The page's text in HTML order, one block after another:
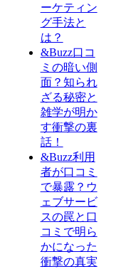
ーケティン
グ手法と
は？
&Buzz口コ
ミの暗い側
面？知られ
ざる秘密と
雑学が明か
す衝撃の裏
話！
&Buzz利用
者が口コミ
で暴露？ウ
ェブサービ
スの罠と口
コミで明ら
かになった
衝撃の真実